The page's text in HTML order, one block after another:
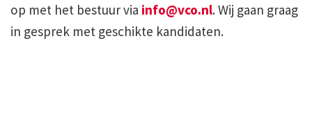
op met het bestuur via info@vco.nl. Wij gaan graag
in gesprek met geschikte kandidaten.